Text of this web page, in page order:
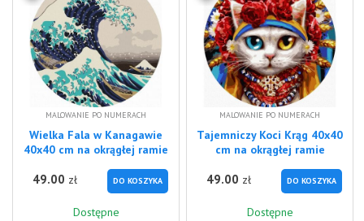
MALOWANIE PO NUMERACH
Wielka Fala w Kanagawie
40x40 cm na okrągłej ramie
49.00 zł DO KOSZYKA
Dostępne
MALOWANIE PO NUMERACH
Tajemniczy Koci Krąg 40x40
cm na okrągłej ramie
49.00 zł DO KOSZYKA
Dostępne